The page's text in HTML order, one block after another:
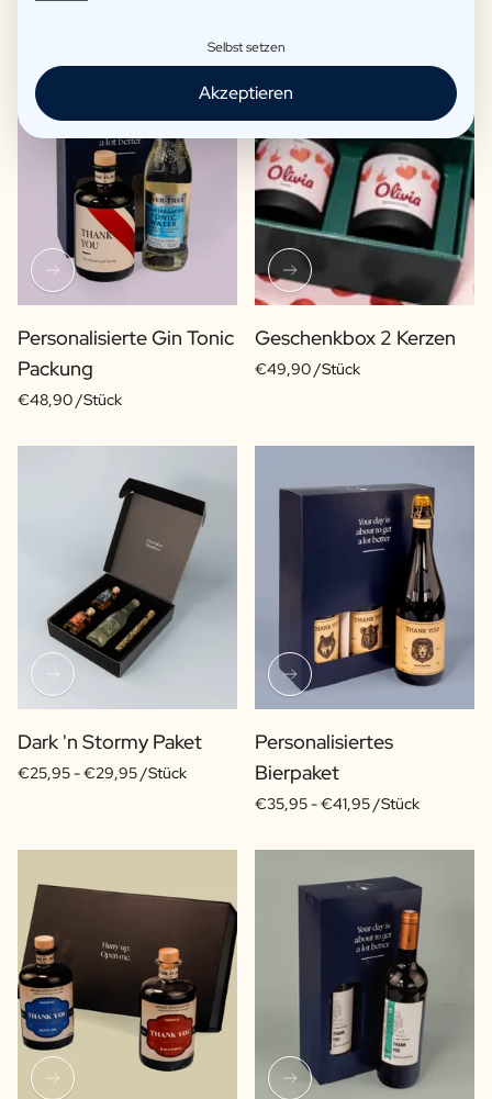
Personalisierte Gin Tonic
Packung
€48,90 /Stück
Geschenkbox 2 Kerzen
€49,90 /Stück
Dark 'n Stormy Paket
€25,95 -€29,95 /Stück
Personalisiertes
Bierpaket
€35,95 -€41,95 /Stück
Selbst setzen
Akzeptieren